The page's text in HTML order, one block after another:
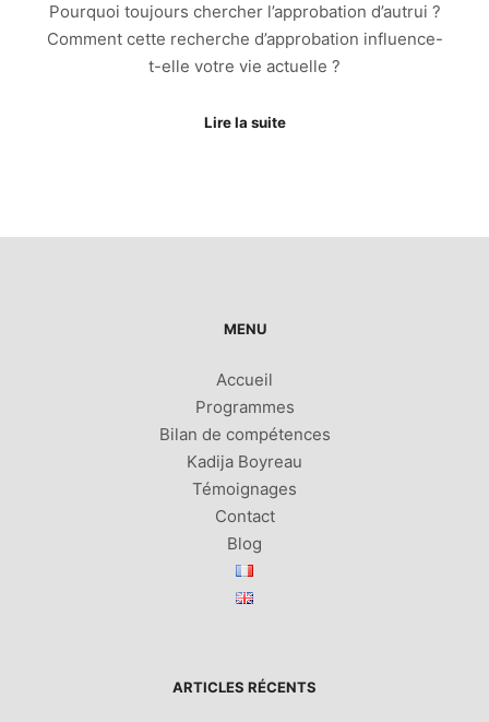
Pourquoi toujours chercher l’approbation d’autrui ?
Comment cette recherche d’approbation influence-
t-elle votre vie actuelle ?
Lire la suite
MENU
Accueil
Programmes
Bilan de compétences
Kadija Boyreau
Témoignages
Contact
Blog
ARTICLES RÉCENTS